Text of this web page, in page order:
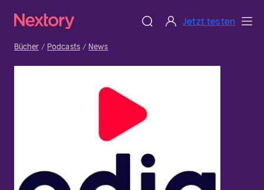
Jetzt testen
Bücher Podcasts News